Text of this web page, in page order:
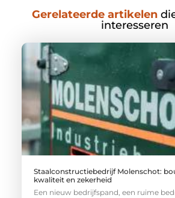
Gerelateerde artikelen
interesseren
Staalconstructiebedrijf Molenschot:
kwaliteit en zekerheid
Een nieuw bedrijfspand, een ruime